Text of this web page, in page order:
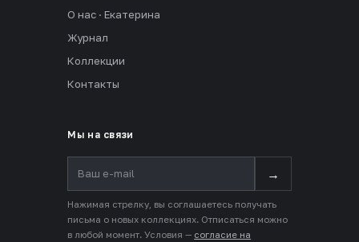
О нас · Екатерина
Журнал
Коллекции
Контакты
Мы на связи
→
Нажимая стрелку, вы соглашаетесь получать
письма о новых коллекциях. Отписаться можно
в любой момент. Условия — согласие на